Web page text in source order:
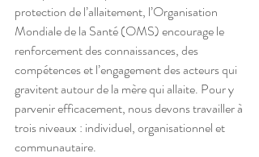
protection de l’allaitement, l’Organisation
Mondiale de la Santé (OMS) encourage le
renforcement des connaissances, des
compétences et l’engagement des acteurs qui
gravitent autour de la mère qui allaite. Pour y
parvenir efficacement, nous devons travailler à
trois niveaux : individuel, organisationnel et
communautaire.